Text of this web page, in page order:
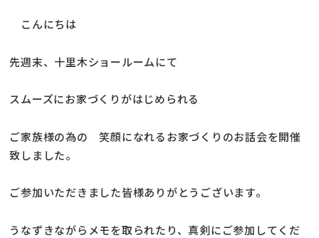
こんにちは
先週末、十里木ショールームにて
スムーズにお家づくりがはじめられる
ご家族様の為の 笑顔になれるお家づくりのお話会を開催
致しました。
ご参加いただきました皆様ありがとうございます。
うなずきながらメモを取られたり、真剣にご参加してくだ